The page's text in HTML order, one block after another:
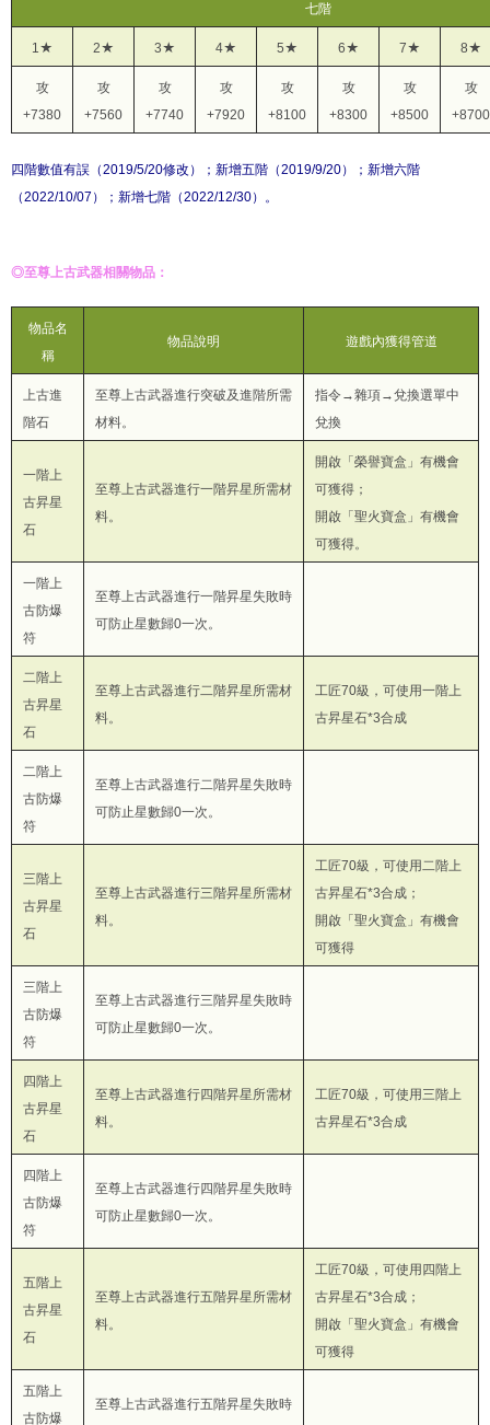
七階
1★ 2★ 3★ 4★ 5★ 6★ 7★ 8★
攻
+7380
攻
+7560
攻
+7740
攻
+7920
攻
+8100
攻
+8300
攻
+8500
攻
+8700
四階數值有誤（2019/5/20修改）；新增五階（2019/9/20）；新增六階
（2022/10/07）；新增七階（2022/12/30）。
◎至尊上古武器相關物品：
物品名
稱
物品說明 遊戲內獲得管道
上古進
階石
至尊上古武器進行突破及進階所需
材料。
指令→雜項→兌換選單中
兌換
一階上
古昇星
石
至尊上古武器進行一階昇星所需材
料。
開啟「榮譽寶盒」有機會
可獲得；
開啟「聖火寶盒」有機會
可獲得。
一階上
古防爆
符
至尊上古武器進行一階昇星失敗時
可防止星數歸0一次。
二階上
古昇星
石
至尊上古武器進行二階昇星所需材
料。
工匠70級，可使用一階上
古昇星石*3合成
二階上
古防爆
符
至尊上古武器進行二階昇星失敗時
可防止星數歸0一次。
三階上
古昇星
石
至尊上古武器進行三階昇星所需材
料。
工匠70級，可使用二階上
古昇星石*3合成；
開啟「聖火寶盒」有機會
可獲得
三階上
古防爆
符
至尊上古武器進行三階昇星失敗時
可防止星數歸0一次。
四階上
古昇星
石
至尊上古武器進行四階昇星所需材
料。
工匠70級，可使用三階上
古昇星石*3合成
四階上
古防爆
符
至尊上古武器進行四階昇星失敗時
可防止星數歸0一次。
五階上
古昇星
石
至尊上古武器進行五階昇星所需材
料。
工匠70級，可使用四階上
古昇星石*3合成；
開啟「聖火寶盒」有機會
可獲得
五階上
古防爆
至尊上古武器進行五階昇星失敗時